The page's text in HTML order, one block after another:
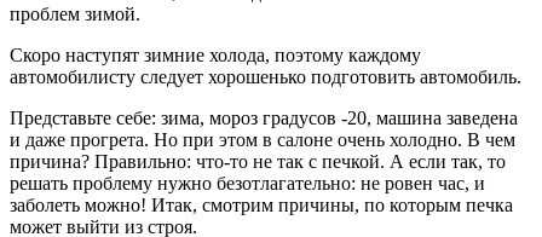
проблем зимой.
Скоро наступят зимние холода, поэтому каждому
автомобилисту следует хорошенько подготовить автомобиль.
Представьте себе: зима, мороз градусов -20, машина заведена
и даже прогрета. Но при этом в салоне очень холодно. В чем
причина? Правильно: что-то не так с печкой. А если так, то
решать проблему нужно безотлагательно: не ровен час, и
заболеть можно! Итак, смотрим причины, по которым печка
может выйти из строя.